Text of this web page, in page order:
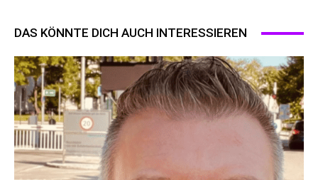
DAS KÖNNTE DICH AUCH INTERESSIEREN